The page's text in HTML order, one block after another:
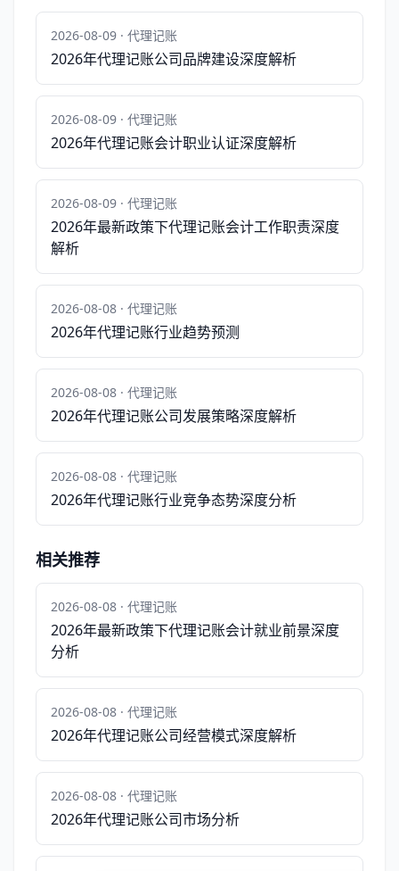
2026-08-09 · 代理记账
2026年代理记账公司品牌建设深度解析
2026-08-09 · 代理记账
2026年代理记账会计职业认证深度解析
2026-08-09 · 代理记账
2026年最新政策下代理记账会计工作职责深度
解析
2026-08-08 · 代理记账
2026年代理记账行业趋势预测
2026-08-08 · 代理记账
2026年代理记账公司发展策略深度解析
2026-08-08 · 代理记账
2026年代理记账行业竞争态势深度分析
相关推荐
2026-08-08 · 代理记账
2026年最新政策下代理记账会计就业前景深度
分析
2026-08-08 · 代理记账
2026年代理记账公司经营模式深度解析
2026-08-08 · 代理记账
2026年代理记账公司市场分析